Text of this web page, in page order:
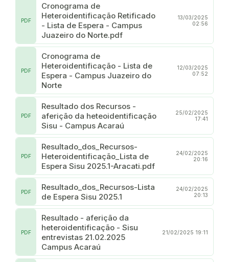
Cronograma de
Heteroidentificação Retificado
- Lista de Espera - Campus
Juazeiro do Norte.pdf
PDF
13/03/2025
02:56
Cronograma de
Heteroidentificação - Lista de
Espera - Campus Juazeiro do
Norte
PDF
12/03/2025
07:52
Resultado dos Recursos -
aferição da heteoidentificação
Sisu - Campus Acaraú
PDF
25/02/2025
17:41
Resultado_dos_Recursos-
Heteroidentificação_Lista de
Espera Sisu 2025.1-Aracati.pdf
PDF
24/02/2025
20:16
Resultado_dos_Recursos-Lista
de Espera Sisu 2025.1
PDF
24/02/2025
20:13
Resultado - aferição da
heteroidentificação - Sisu
entrevistas 21.02.2025
Campus Acaraú
PDF 21/02/2025 19:11